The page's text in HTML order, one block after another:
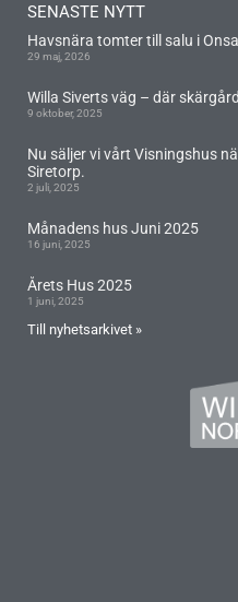
SENASTE NYTT
Havsnära tomter till salu i
29 maj, 2026
Willa Siverts väg – där
9 oktober, 2025
Nu säljer vi vårt Visningshus
Siretorp.
2 juli, 2025
Månadens hus Juni 2025
16 juni, 2025
Årets Hus 2025
1 juni, 2025
Till nyhetsarkivet »